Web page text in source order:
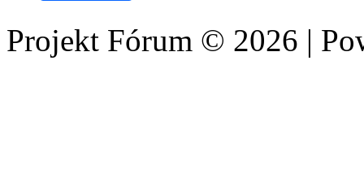
Projekt Fórum © 2026 |